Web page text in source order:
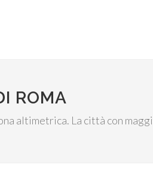
ROMA
altimetrica. La città con